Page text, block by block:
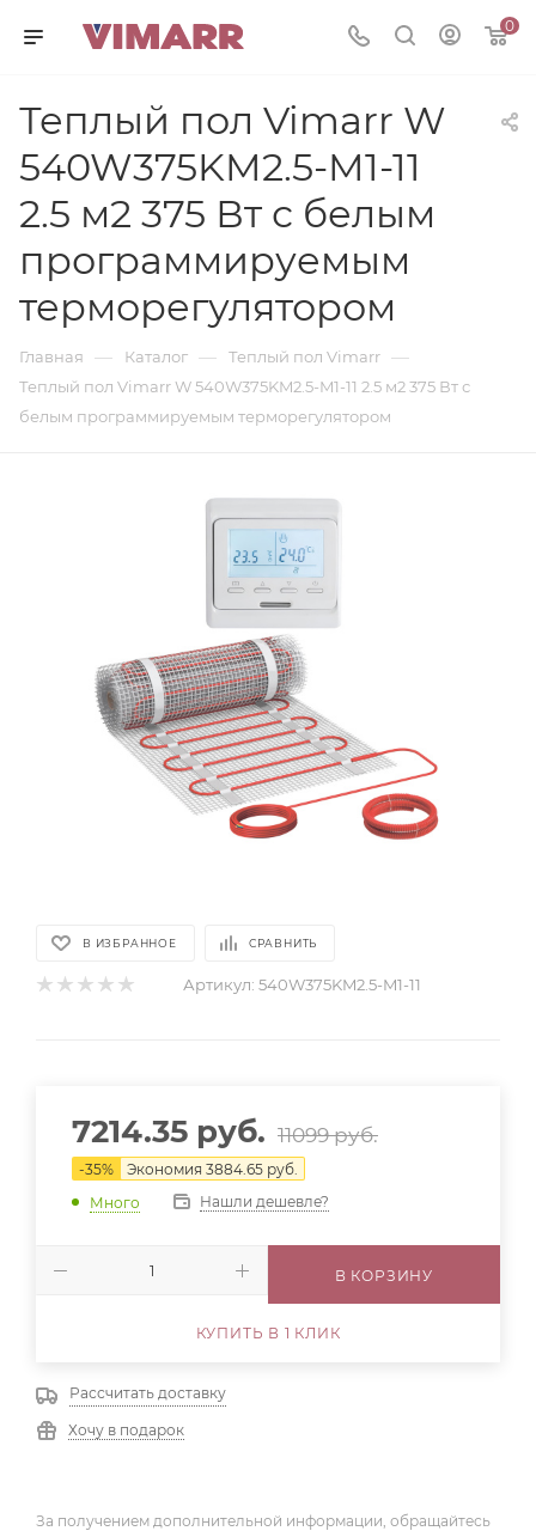
0
Теплый пол Vimarr W
540W375KM2.5-M1-11
2.5 м2 375 Вт с белым
программируемым
терморегулятором
Главная — Каталог — Теплый пол Vimarr —
Теплый пол Vimarr W 540W375KM2.5-M1-11 2.5 м2 375 Вт с
белым программируемым терморегулятором
В ИЗБРАННОЕ СРАВНИТЬ
Артикул: 540W375KM2.5-M1-11
7214.35 руб. 11099руб.
-35% Экономия 3884.65 руб.
Много
Нашли дешевле?
В КОРЗИНУ
КУПИТЬ В 1 КЛИК
Рассчитать доставку
Хочу в подарок
За получением дополнительной информации, обращайтесь